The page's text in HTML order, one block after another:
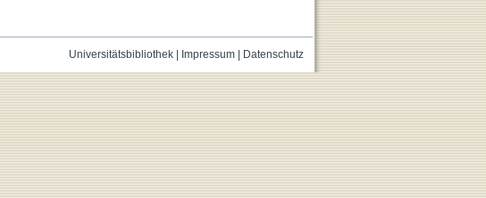
Universitätsbibliothek| Impressum| Datenschutz